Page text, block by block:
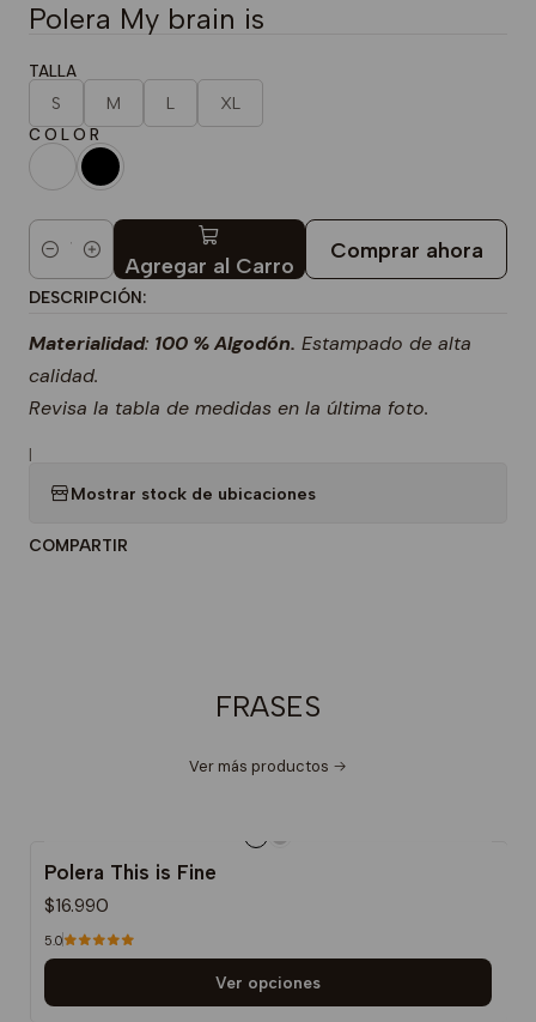
Polera My brain is
TALLA
S M L XL
C O L O R
Cantidad Agregar al Carro
Comprar ahora
DESCRIPCIÓN:
Materialidad: 100 % Algodón. Estampado de alta
calidad.
Revisa la tabla de medidas en la última foto.
|
Mostrar stock de ubicaciones
COMPARTIR
FRASES
Ver más productos
Polera This is Fine
$16.990
5.0
Ver opciones